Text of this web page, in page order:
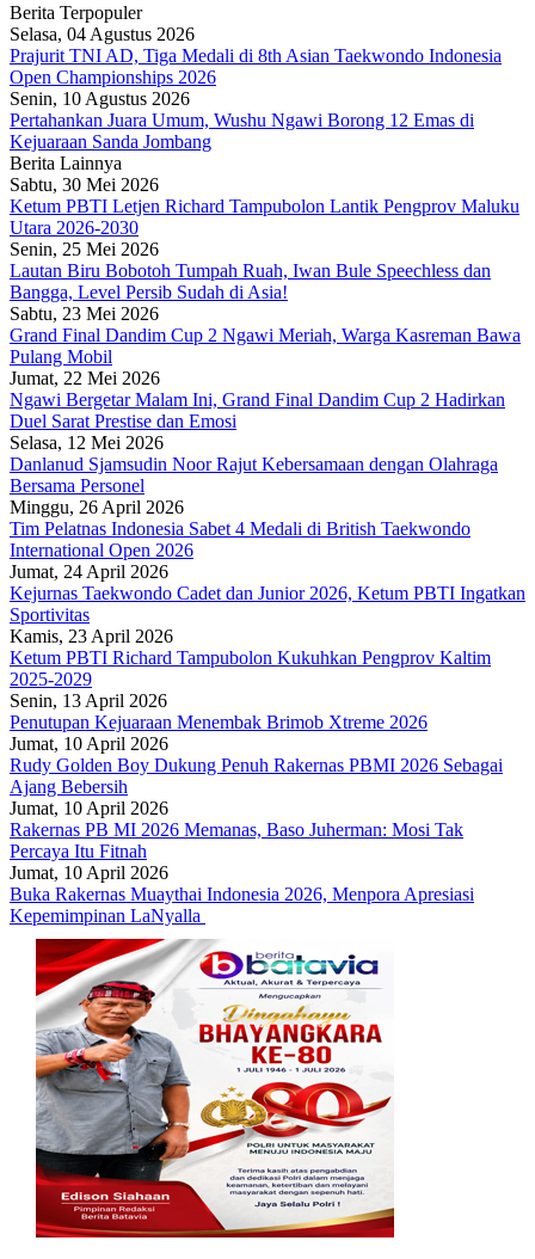
Berita Terpopuler
Selasa, 04 Agustus 2026
Prajurit TNI AD, Tiga Medali di 8th Asian Taekwondo Indonesia
Open Championships 2026
Senin, 10 Agustus 2026
Pertahankan Juara Umum, Wushu Ngawi Borong 12 Emas di
Kejuaraan Sanda Jombang
Berita Lainnya
Sabtu, 30 Mei 2026
Ketum PBTI Letjen Richard Tampubolon Lantik Pengprov Maluku
Utara 2026-2030
Senin, 25 Mei 2026
Lautan Biru Bobotoh Tumpah Ruah, Iwan Bule Speechless dan
Bangga, Level Persib Sudah di Asia!
Sabtu, 23 Mei 2026
Grand Final Dandim Cup 2 Ngawi Meriah, Warga Kasreman Bawa
Pulang Mobil
Jumat, 22 Mei 2026
Ngawi Bergetar Malam Ini, Grand Final Dandim Cup 2 Hadirkan
Duel Sarat Prestise dan Emosi
Selasa, 12 Mei 2026
Danlanud Sjamsudin Noor Rajut Kebersamaan dengan Olahraga
Bersama Personel
Minggu, 26 April 2026
Tim Pelatnas Indonesia Sabet 4 Medali di British Taekwondo
International Open 2026
Jumat, 24 April 2026
Kejurnas Taekwondo Cadet dan Junior 2026, Ketum PBTI Ingatkan
Sportivitas
Kamis, 23 April 2026
Ketum PBTI Richard Tampubolon Kukuhkan Pengprov Kaltim
2025-2029
Senin, 13 April 2026
Penutupan Kejuaraan Menembak Brimob Xtreme 2026
Jumat, 10 April 2026
Rudy Golden Boy Dukung Penuh Rakernas PBMI 2026 Sebagai
Ajang Bebersih
Jumat, 10 April 2026
Rakernas PB MI 2026 Memanas, Baso Juherman: Mosi Tak
Percaya Itu Fitnah
Jumat, 10 April 2026
Buka Rakernas Muaythai Indonesia 2026, Menpora Apresiasi
Kepemimpinan LaNyalla